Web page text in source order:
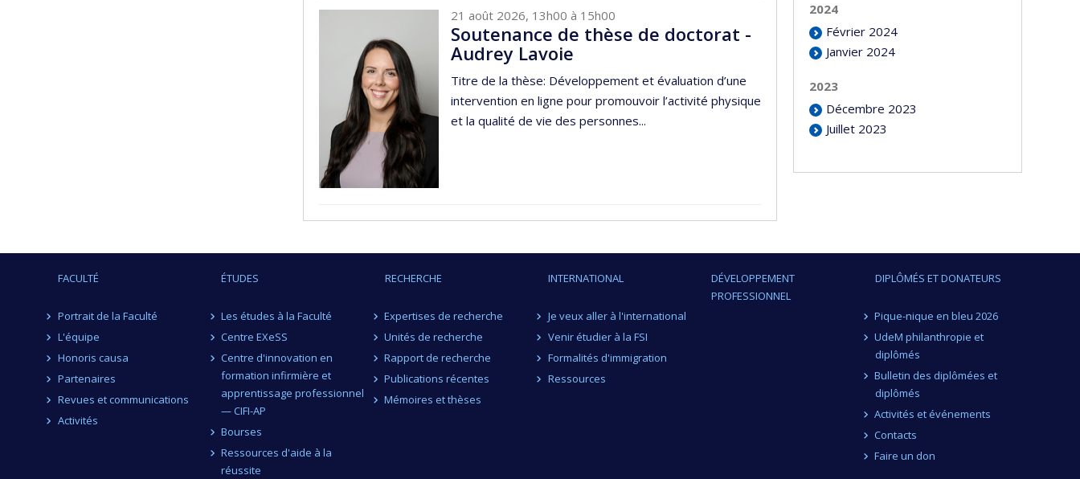
21 août 2026, 13h00 à 15h00
Soutenance de thèse de doctorat -
Audrey Lavoie
Titre de la thèse: Développement et évaluation d’une
intervention en ligne pour promouvoir l’activité physique
et la qualité de vie des personnes...
2024
Février 2024
Janvier 2024
2023
Décembre 2023
Juillet 2023
FACULTÉ
Portrait de la Faculté
L'équipe
Honoris causa
Partenaires
Revues et communications
Activités
ÉTUDES
Les études à la Faculté
Centre EXeSS
Centre d'innovation en
formation infirmière et
apprentissage professionnel
— CIFI-AP
Bourses
Ressources d'aide à la
réussite
RECHERCHE
Expertises de recherche
Unités de recherche
Rapport de recherche
Publications récentes
Mémoires et thèses
INTERNATIONAL
Je veux aller à l'international
Venir étudier à la FSI
Formalités d'immigration
Ressources
DÉVELOPPEMENT
PROFESSIONNEL
DIPLÔMÉS ET DONATEURS
Pique-nique en bleu 2026
UdeM philanthropie et
diplômés
Bulletin des diplômées et
diplômés
Activités et événements
Contacts
Faire un don